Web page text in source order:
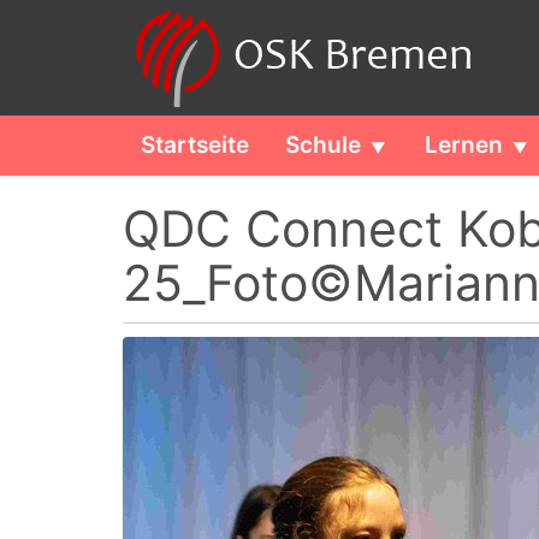
Startseite Schule Lernen
QDC Connect